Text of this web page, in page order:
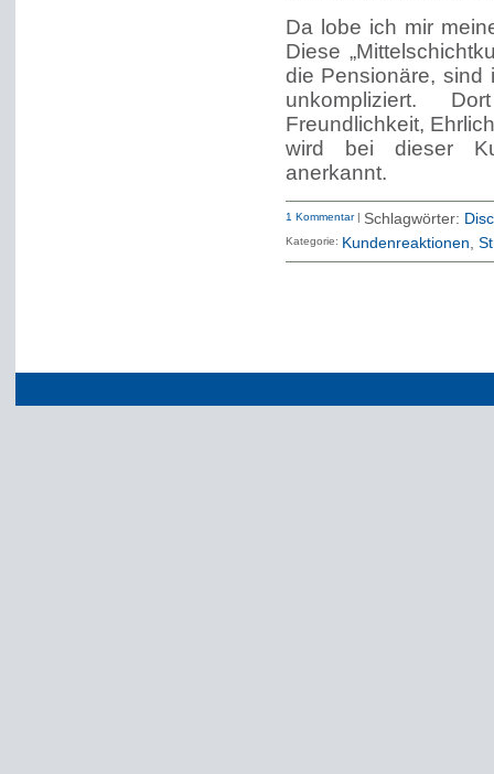
Da lobe ich mir
Diese
die Pensionäre, sind
unkompliziert.
Freundlichkeit,
wird bei dieser
anerkannt.
1 Kommentar| Schlagwörter:
Kategorie: Kundenreaktionen